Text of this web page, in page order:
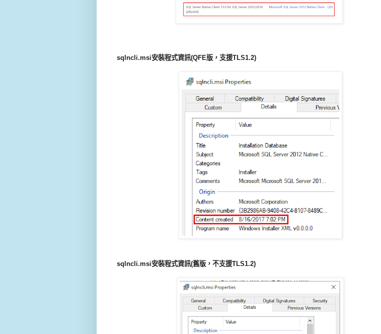
sqlncli.msi安裝程式資訊(QFE版 ， 支援TLS1.2)
sqlncli.msi安裝程式資訊(舊版 ，不支援TLS1.2)